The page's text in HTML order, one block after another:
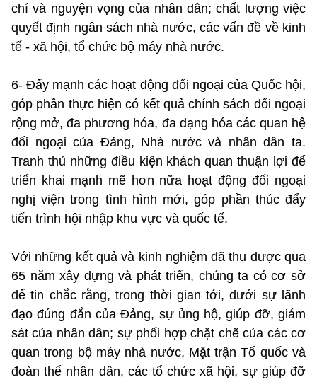
chí và nguyện vọng của nhân dân; chất lượng việc
quyết định ngân sách nhà nước, các vấn đề về kinh
tế - xã hội, tổ chức bộ máy nhà nước.
6- Đẩy mạnh các hoạt động đối ngoại của Quốc hội,
góp phần thực hiện có kết quả chính sách đối ngoại
rộng mở, đa phương hóa, đa dạng hóa các quan hệ
đối ngoại của Đảng, Nhà nước và nhân dân ta.
Tranh thủ những điều kiện khách quan thuận lợi để
triển khai mạnh mẽ hơn nữa hoạt động đối ngoại
nghị viện trong tình hình mới, góp phần thúc đẩy
tiến trình hội nhập khu vực và quốc tế.
Với những kết quả và kinh nghiệm đã thu được qua
65 năm xây dựng và phát triển, chúng ta có cơ sở
để tin chắc rằng, trong thời gian tới, dưới sự lãnh
đạo đúng đắn của Đảng, sự ủng hộ, giúp đỡ, giám
sát của nhân dân; sự phối hợp chặt chẽ của các cơ
quan trong bộ máy nhà nước, Mặt trận Tổ quốc và
đoàn thể nhân dân, các tổ chức xã hội, sự giúp đỡ